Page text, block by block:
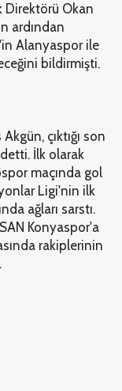
Direktörü Okan
ardından
Alanyaspor ile
bildirmişti.
çıktığı son
İlk olarak
maçında gol
Ligi'nin ilk
ağları sarstı.
Konyaspor'a
rakiplerinin